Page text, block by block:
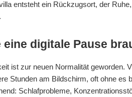
entsteht ein Rückzugsort, der
eine digitale Pause
ist zur neuen Normalität geworden.
Stunden am Bildschirm, oft ohne es
Schlafprobleme,